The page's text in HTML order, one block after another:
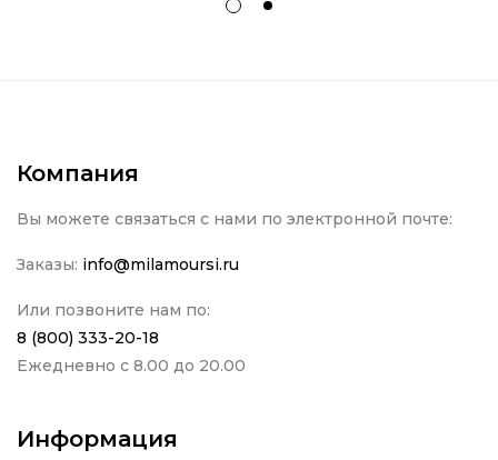
Компания
Вы можете связаться с нами по электронной почте:
Заказы: info@milamoursi.ru
Или позвоните нам по:
8 (800) 333-20-18
Ежедневно с 8.00 до 20.00
Информация